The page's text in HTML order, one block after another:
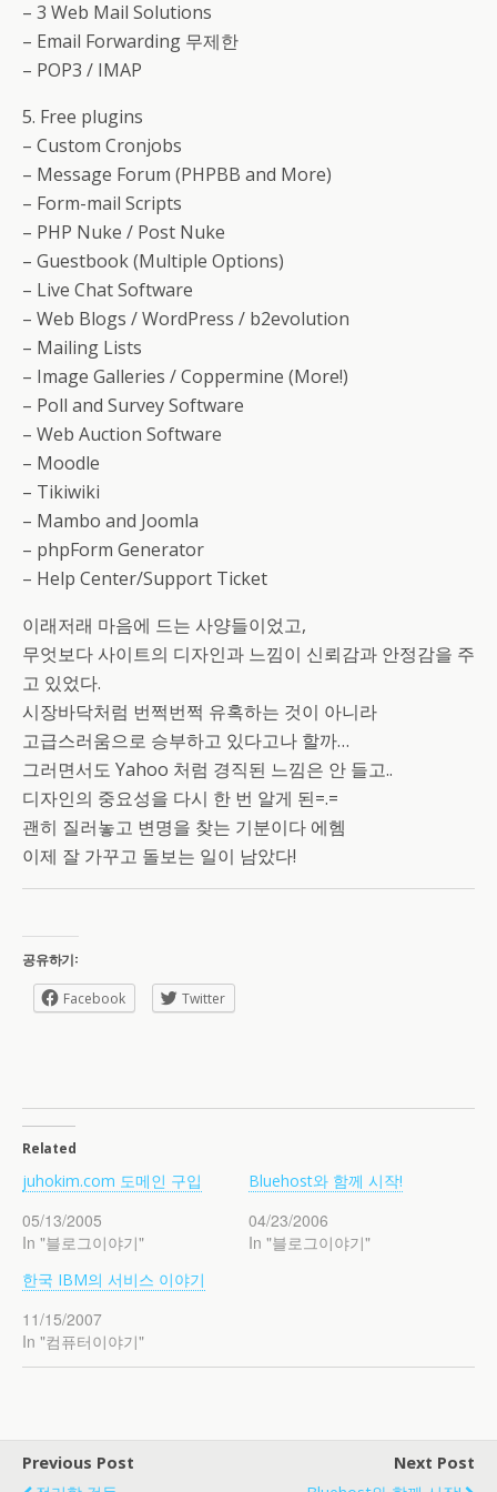
– 3 Web Mail Solutions
– Email Forwarding 무제한
– POP3 / IMAP
5. Free plugins
– Custom Cronjobs
– Message Forum (PHPBB and More)
– Form-mail Scripts
– PHP Nuke / Post Nuke
– Guestbook (Multiple Options)
– Live Chat Software
– Web Blogs / WordPress / b2evolution
– Mailing Lists
– Image Galleries / Coppermine (More!)
– Poll and Survey Software
– Web Auction Software
– Moodle
– Tikiwiki
– Mambo and Joomla
– phpForm Generator
– Help Center/Support Ticket
이래저래 마음에 드는 사양들이었고,
무엇보다 사이트의 디자인과 느낌이 신뢰감과 안정감을 주
고 있었다.
시장바닥처럼 번쩍번쩍 유혹하는 것이 아니라
고급스러움으로 승부하고 있다고나 할까…
그러면서도 Yahoo 처럼 경직된 느낌은 안 들고..
디자인의 중요성을 다시 한 번 알게 된=.=
괜히 질러놓고 변명을 찾는 기분이다 에헴
이제 잘 가꾸고 돌보는 일이 남았다!
공유하기:
Facebook Twitter
Related
juhokim.com 도메인 구입
05/13/2005
In "블로그이야기"
Bluehost와 함께 시작!
04/23/2006
In "블로그이야기"
한국 IBM의 서비스 이야기
11/15/2007
In "컴퓨터이야기"
Previous Post
Next Post